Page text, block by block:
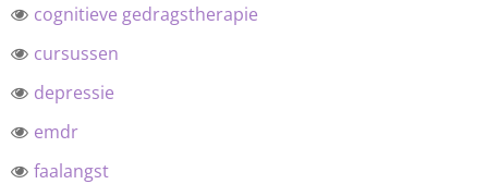
cognitieve gedragstherapie
cursussen
depressie
emdr
faalangst